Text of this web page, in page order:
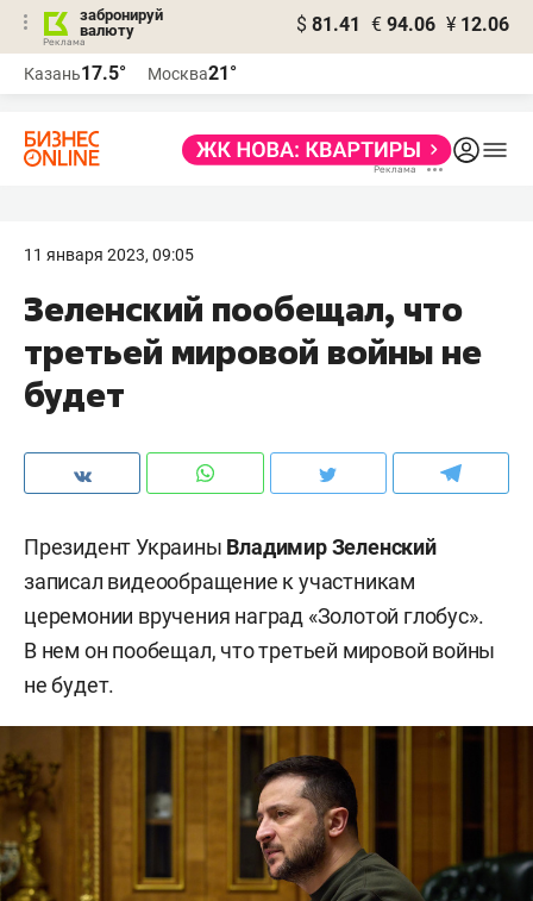
забронируй
валюту
$ 81.41 € 94.06 ¥ 12.06
Казань17.5° Москва21°
11 января 2023, 09:05
Зеленский пообещал, что
третьей мировой войны не
будет
Президент Украины Владимир Зеленский
записал видеообращение к участникам
церемонии вручения наград «Золотой глобус».
В нем он пообещал, что третьей мировой войны
не будет.